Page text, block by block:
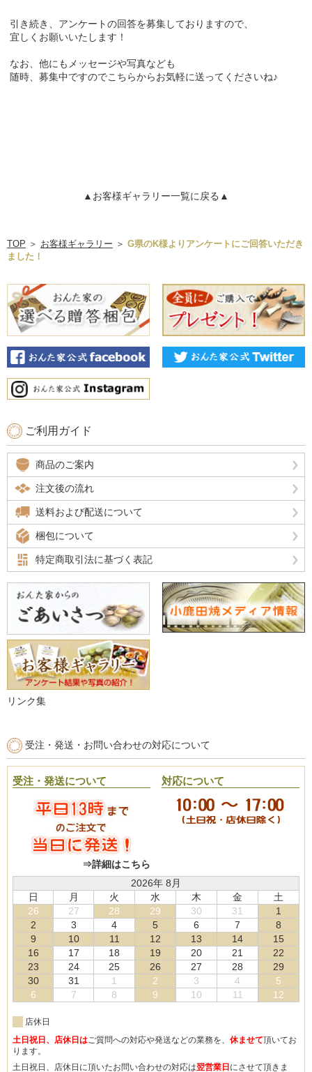
引き続き、アンケートの回答を募集しておりますので、
宜しくお願いいたします！
なお、他にもメッセージや写真なども
随時、募集中ですのでこちらからお気軽に送ってくださいね♪
▲お客様ギャラリー一覧に戻る▲
TOP ＞ お客様ギャラリー ＞ G県のK様よりアンケートにご回答いただき
ました！
ご利用ガイド
商品のご案内
注文後の流れ
送料および配送について
梱包について
特定商取引法に基づく表記
リンク集
受注・発送・お問い合わせの対応について
受注・発送について
⇒詳細はこちら
対応について
2026年 8月
日
月 火 水 木 金
土
26
27 28 29 30 31
1
2
3 4 5 6 7
8
9
10 11 12 13 14
15
16
17 18 19 20 21
22
23
24 25 26 27 28
29
30
31 1 2 3 4
5
6
7 8 9 10 11 12
店休日
土日祝日、店休日はご質問への対応や発送などの業務を、 休ませて頂いてお
ります。
土日祝日、店休日に頂いたお問い合わせの対応は翌営業日 にさせて頂きま